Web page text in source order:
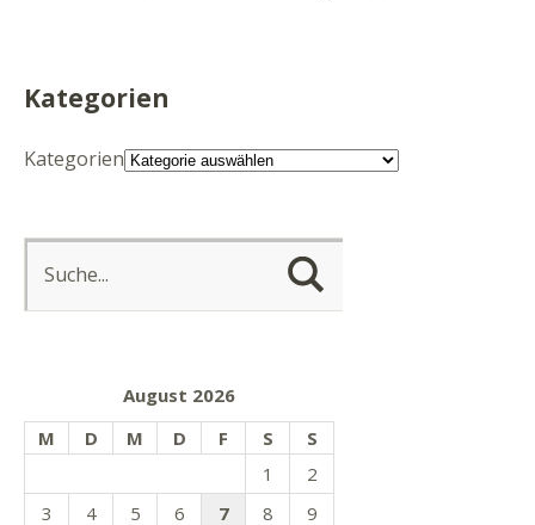
Kategorien
Kategorien
August 2026
M
D M D F S S
1
2
3
4 5 6 7 8
9